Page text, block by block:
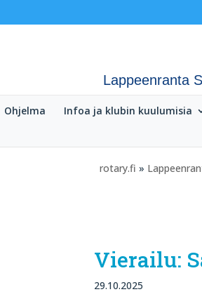
Lappeenranta
Ohjelma Infoa ja klubin kuulumisia
rotary.fi »
Vierailu:
29.10.2025